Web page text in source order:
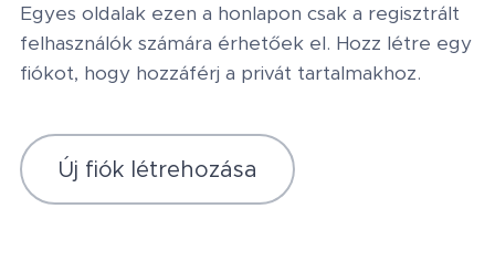
Egyes oldalak ezen a honlapon csak a regisztrált
felhasználók számára érhetőek el. Hozz létre egy
fiókot, hogy hozzáférj a privát tartalmakhoz.
Új fiók létrehozása